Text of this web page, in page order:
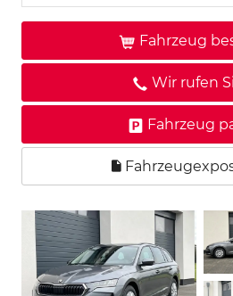
Fahrzeug
Wir rufen
Fahrzeug